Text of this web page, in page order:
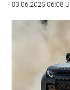
03.06.2025 06:08